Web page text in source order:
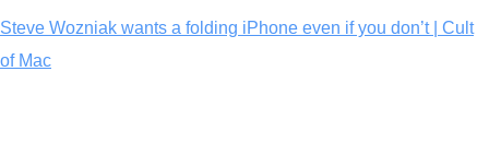
Steve Wozniak wants a folding iPhone even if you don’t | Cult
of Mac